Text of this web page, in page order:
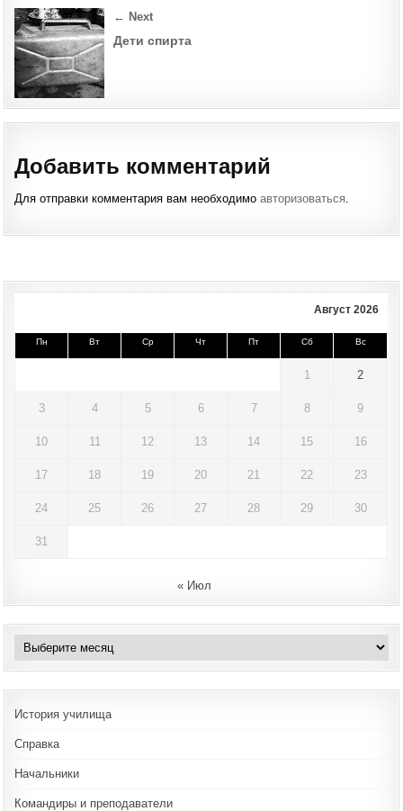
← Next
Дети спирта
Добавить комментарий
Для отправки комментария вам необходимоавторизоваться
Август 2026
Пн Вт Ср Чт Пт Сб Вс
1 2
3 4 5 6 7 8 9
10 11 12 13 14 15 16
17 18 19 20 21 22 23
24 25 26 27 28 29 30
31
« Июл
Архивы
История училища
Справка
Начальники
Командиры и преподаватели